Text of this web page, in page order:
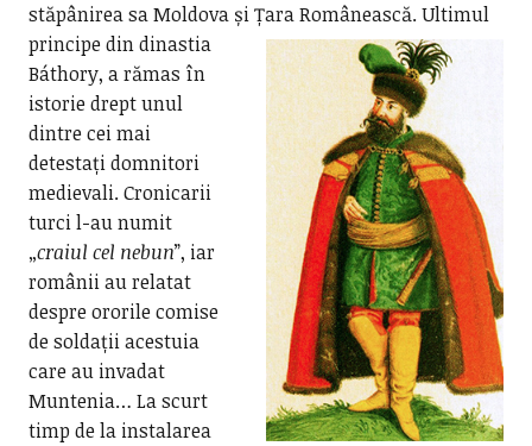
stăpânirea sa Moldova și Țara Românească.Ultimul
principe din dinastia
Báthory, a rămas în
istorie drept unul
dintre cei mai
detestați domnitori
medievali. Cronicarii
turci l-au numit
„craiul cel nebun”, iar
românii au relatat
despre ororile comise
de soldații acestuia
care au invadat
Muntenia… La scurt
timp de la instalarea